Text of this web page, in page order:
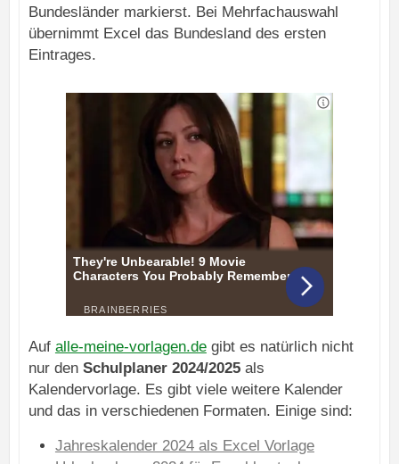
Bundesländer markierst. Bei Mehrfachauswahl
übernimmt Excel das Bundesland des ersten
Eintrages.
Auf alle-meine-vorlagen.degibt es natürlich nicht
nur den Schulplaner 2024/2025als
Kalendervorlage. Es gibt viele weitere Kalender
und das in verschiedenen Formaten. Einige sind:
Jahreskalender 2024 als Excel Vorlage